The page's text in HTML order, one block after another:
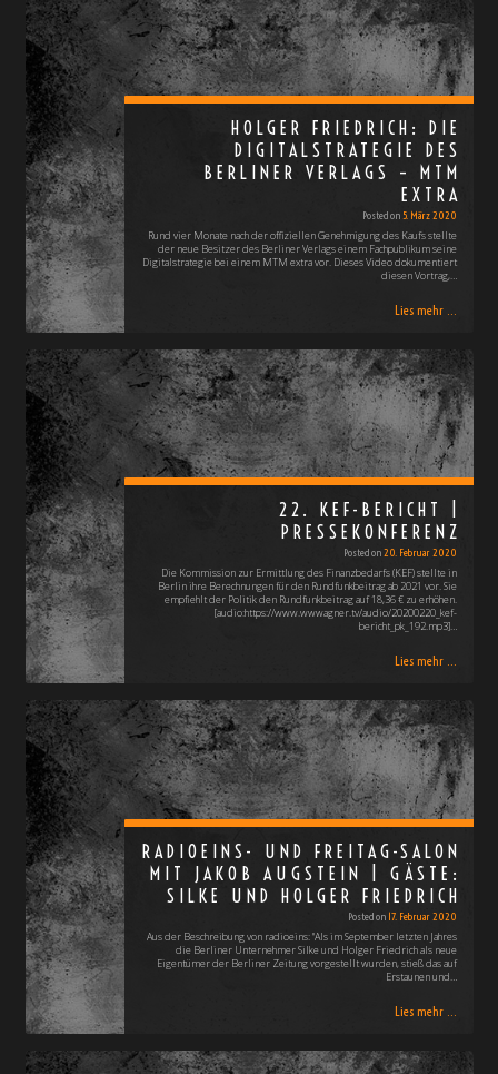
HOLGER FRIEDRICH: DIE
DIGITALSTRATEGIE DES
BERLINER VERLAGS – MTM
EXTRA
Posted on5. März 2020
Rund vier Monate nach der offiziellen Genehmigung des Kaufs stellte
der neue Besitzer des Berliner Verlags einem Fachpublikum seine
Digitalstrategie bei einem MTM extra vor. Dieses Video dokumentiert
diesen Vortrag,…
Lies mehr ...
22. KEF-BERICHT |
PRESSEKONFERENZ
Posted on20. Februar 2020
Die Kommission zur Ermittlung des Finanzbedarfs (KEF) stellte in
Berlin ihre Berechnungen für den Rundfunkbeitrag ab 2021 vor. Sie
empfiehlt der Politik den Rundfunkbeitrag auf 18,36 € zu erhöhen.
[audio:https://www.wwwagner.tv/audio/20200220_kef-
bericht_pk_192.mp3]…
Lies mehr ...
RADIOEINS- UND FREITAG-SALON
MIT JAKOB AUGSTEIN | GÄSTE:
SILKE UND HOLGER FRIEDRICH
Posted on 17. Februar 2020
Aus der Beschreibung von radioeins: "Als im September letzten Jahres
die Berliner Unternehmer Silke und Holger Friedrich als neue
Eigentümer der Berliner Zeitung vorgestellt wurden, stieß das auf
Erstaunen und…
Lies mehr ...